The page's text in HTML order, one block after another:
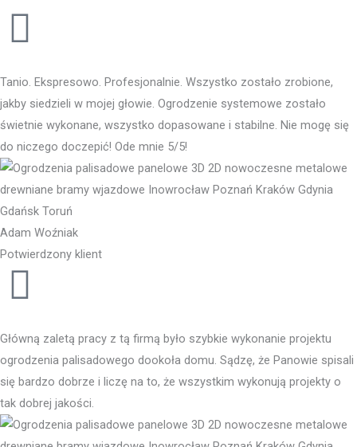
Tanio. Ekspresowo. Profesjonalnie. Wszystko zostało zrobione,
jakby siedzieli w mojej głowie. Ogrodzenie systemowe zostało
świetnie wykonane, wszystko dopasowane i stabilne. Nie mogę się
do niczego doczepić! Ode mnie 5/5!
Adam Woźniak
Potwierdzony klient
Główną zaletą pracy z tą firmą było szybkie wykonanie projektu
ogrodzenia palisadowego dookoła domu. Sądzę, że Panowie spisali
się bardzo dobrze i liczę na to, że wszystkim wykonują projekty o
tak dobrej jakości.